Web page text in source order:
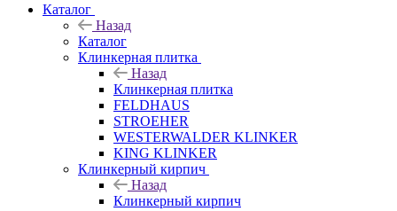
Каталог
Назад
Каталог
Клинкерная плитка
Назад
Клинкерная плитка
FELDHAUS
STROEHER
WESTERWALDER KLINKER
KING KLINKER
Клинкерный кирпич
Назад
Клинкерный кирпич